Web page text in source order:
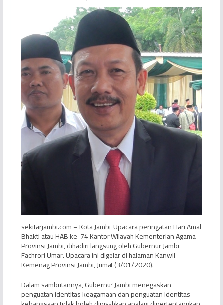
sekitarjambi.com – Kota Jambi, Upacara peringatan Hari Amal
Bhakti atau HAB ke-74 Kantor Wilayah Kementerian Agama
Provinsi Jambi, dihadiri langsung oleh Gubernur Jambi
Fachrori Umar. Upacara ini digelar di halaman Kanwil
Kemenag Provinsi Jambi, Jumat (3/01/2020).
Dalam sambutannya, Gubernur Jambi menegaskan
penguatan identitas keagamaan dan penguatan identitas